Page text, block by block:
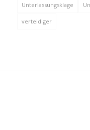
Unterlassungsklage
verteidiger